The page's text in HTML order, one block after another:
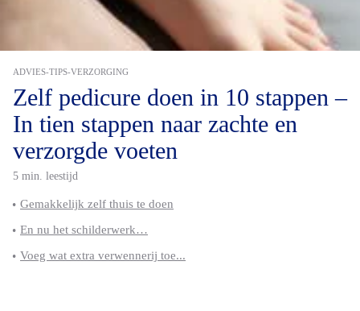
ADVIES-TIPS-VERZORGING
Zelf pedicure doen in 10 stappen –
In tien stappen naar zachte en
verzorgde voeten
5 min. leestijd
Gemakkelijk zelf thuis te doen
En nu het schilderwerk…
Voeg wat extra verwennerij toe...